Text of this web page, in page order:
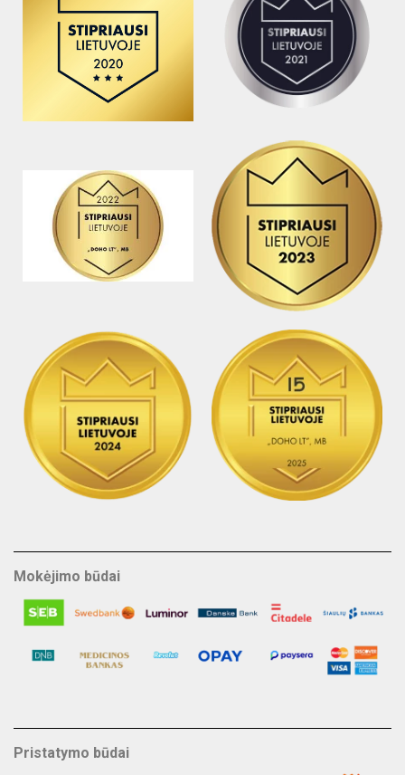
Mokėjimo būdai
Pristatymo būdai